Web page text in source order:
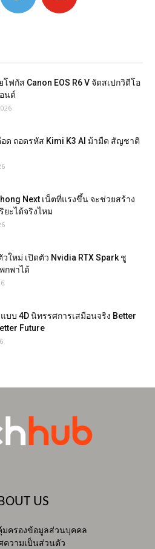
โฟกัส Canon EOS R6 V จัดสเปกวิดีโอ
นด์
ด ถอดรหัส Kimi K3 AI ม้ามืด สัญชาติ
Next เน็ตที่แรงขึ้น จะช่วยสร้าง
ยะได้จริงไหม
วใหม่ เปิดตัว Nvidia RTX Spark ชู
กพาได้
บบ 4D นิทรรศการเสมือนจริง Better
Future
US
มครองข้อมูลส่วนบุคคล
ความเป็นส่วนตัว